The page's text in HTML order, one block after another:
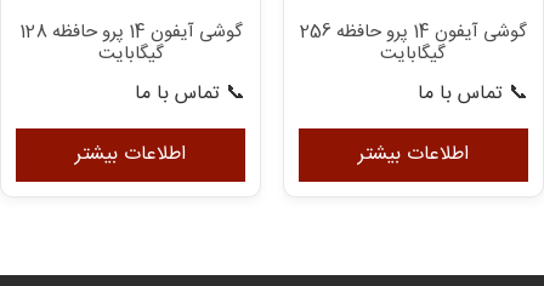
گوشی آیفون 14 پرو حافظه 256
گیگابایت
📞 تماس با ما
اطلاعات بیشتر
گوشی آیفون 14 پرو حافظه 128
گیگابایت
📞 تماس با ما
اطلاعات بیشتر